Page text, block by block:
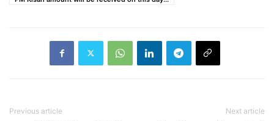
Previous article Next article